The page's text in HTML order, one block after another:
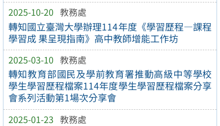
2025-10-20 教務處
轉知國立臺灣大學辦理114年度《學習歷程—課程
學習成 果呈現指南》高中教師增能工作坊
2025-03-10 教務處
轉知教育部國民及學前教育署推動高級中等學校
學生學習歷程檔案114年度學生學習歷程檔案分享
會系列活動第1場次分享會
2025-01-23 教務處